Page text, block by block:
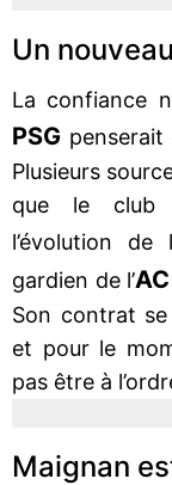
Un
La confiance
PSG penserait
Plusieurs
que le club
l’évolution
gardien de l’
Son contrat
et pour le
pas être à
Maignan